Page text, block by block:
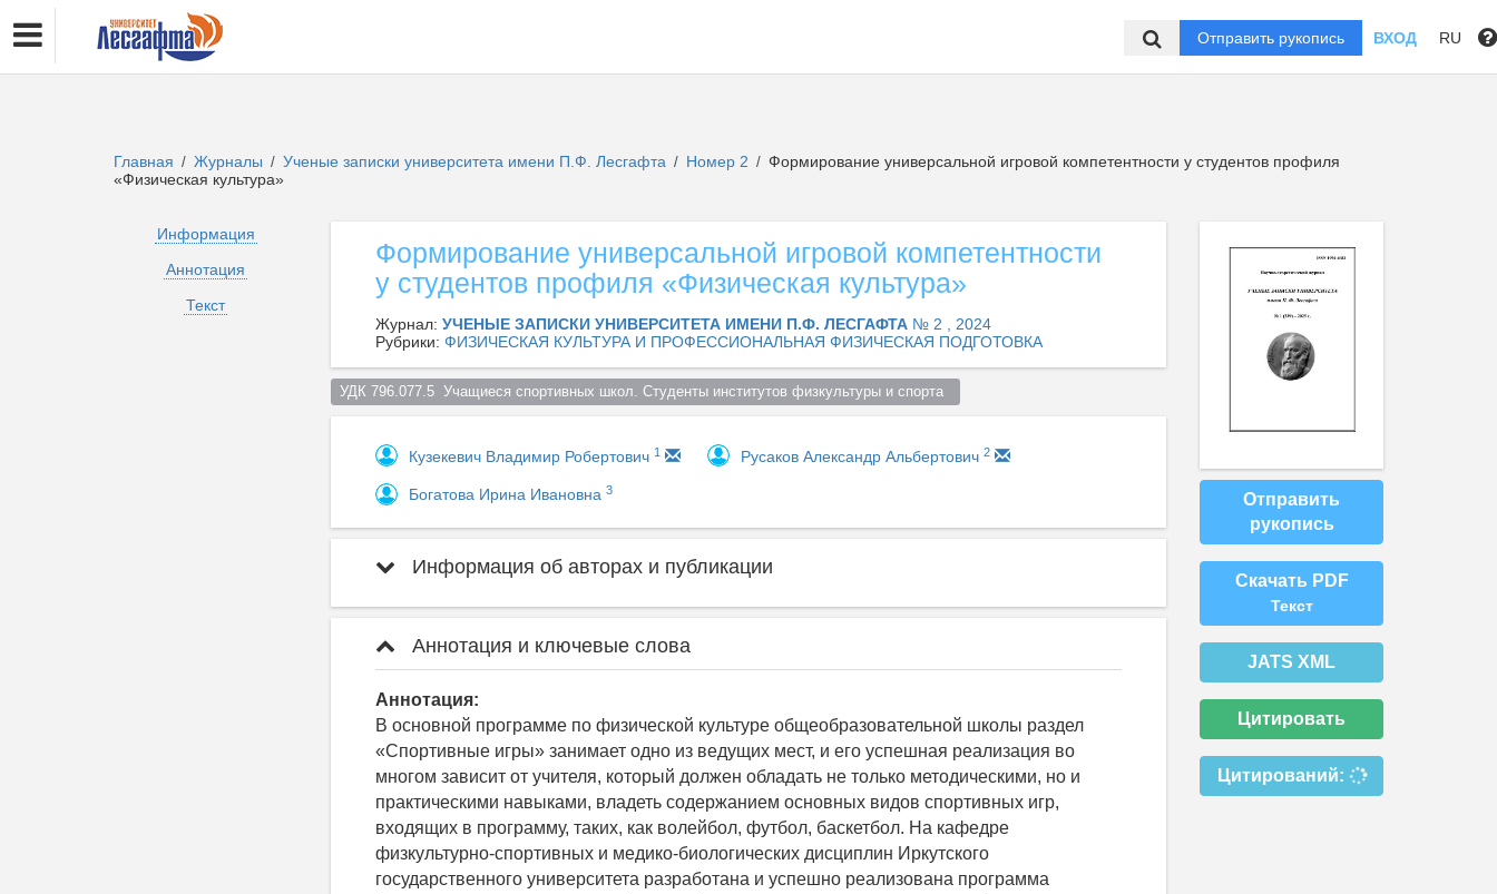
Отправить рукопись ВХОД RU
Главная / Журналы / Ученые записки университета имени П.Ф. Лесгафта / Номер 2 / Формирование универсальной игровой компетентности у студентов профиля
«Физическая культура»
Информация
Аннотация
Текст
Формирование универсальной игровой компетентности
у студентов профиля «Физическая культура»
Журнал: УЧЕНЫЕ ЗАПИСКИ УНИВЕРСИТЕТА ИМЕНИ П.Ф. ЛЕСГАФТА № 2 , 2024
Рубрики: ФИЗИЧЕСКАЯ КУЛЬТУРА И ПРОФЕССИОНАЛЬНАЯ ФИЗИЧЕСКАЯ ПОДГОТОВКА
УДК 796.077.5  Учащиеся спортивных школ. Студенты институтов физкультуры и спорта
Кузекевич Владимир Робертович 1 Русаков Александр Альбертович 2
Богатова Ирина Ивановна 3
Информация об авторах и публикации
Аннотация и ключевые слова
Аннотация:
В основной программе по физической культуре общеобразовательной школы раздел
«Спортивные игры» занимает одно из ведущих мест, и его успешная реализация во
многом зависит от учителя, который должен обладать не только методическими, но и
практическими навыками, владеть содержанием основных видов спортивных игр,
входящих в программу, таких, как волейбол, футбол, баскетбол. На кафедре
физкультурно-спортивных и медико-биологических дисциплин Иркутского
государственного университета разработана и успешно реализована программа
Отправить
рукопись
Скачать PDF
Текст
JATS XML
Цитировать
Цитирований: